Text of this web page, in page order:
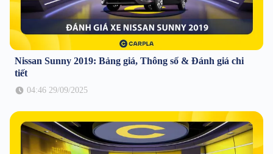
Nissan Sunny 2019: Bảng giá, Thông số & Đánh giá chi
tiết
04:46 29/09/2025